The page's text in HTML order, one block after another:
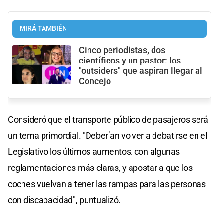
MIRÁ TAMBIÉN
Cinco periodistas, dos
científicos y un pastor: los
"outsiders" que aspiran llegar al
Concejo
Consideró que el transporte público de pasajeros será
un tema primordial. "Deberían volver a debatirse en el
Legislativo los últimos aumentos, con algunas
reglamentaciones más claras, y apostar a que los
coches vuelvan a tener las rampas para las personas
con discapacidad", puntualizó.